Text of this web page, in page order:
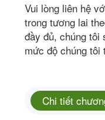
Vui lòng liên hệ
trong tương lai
đầy đủ, chúng tôi
mức độ chúng tôi
Chi tiết